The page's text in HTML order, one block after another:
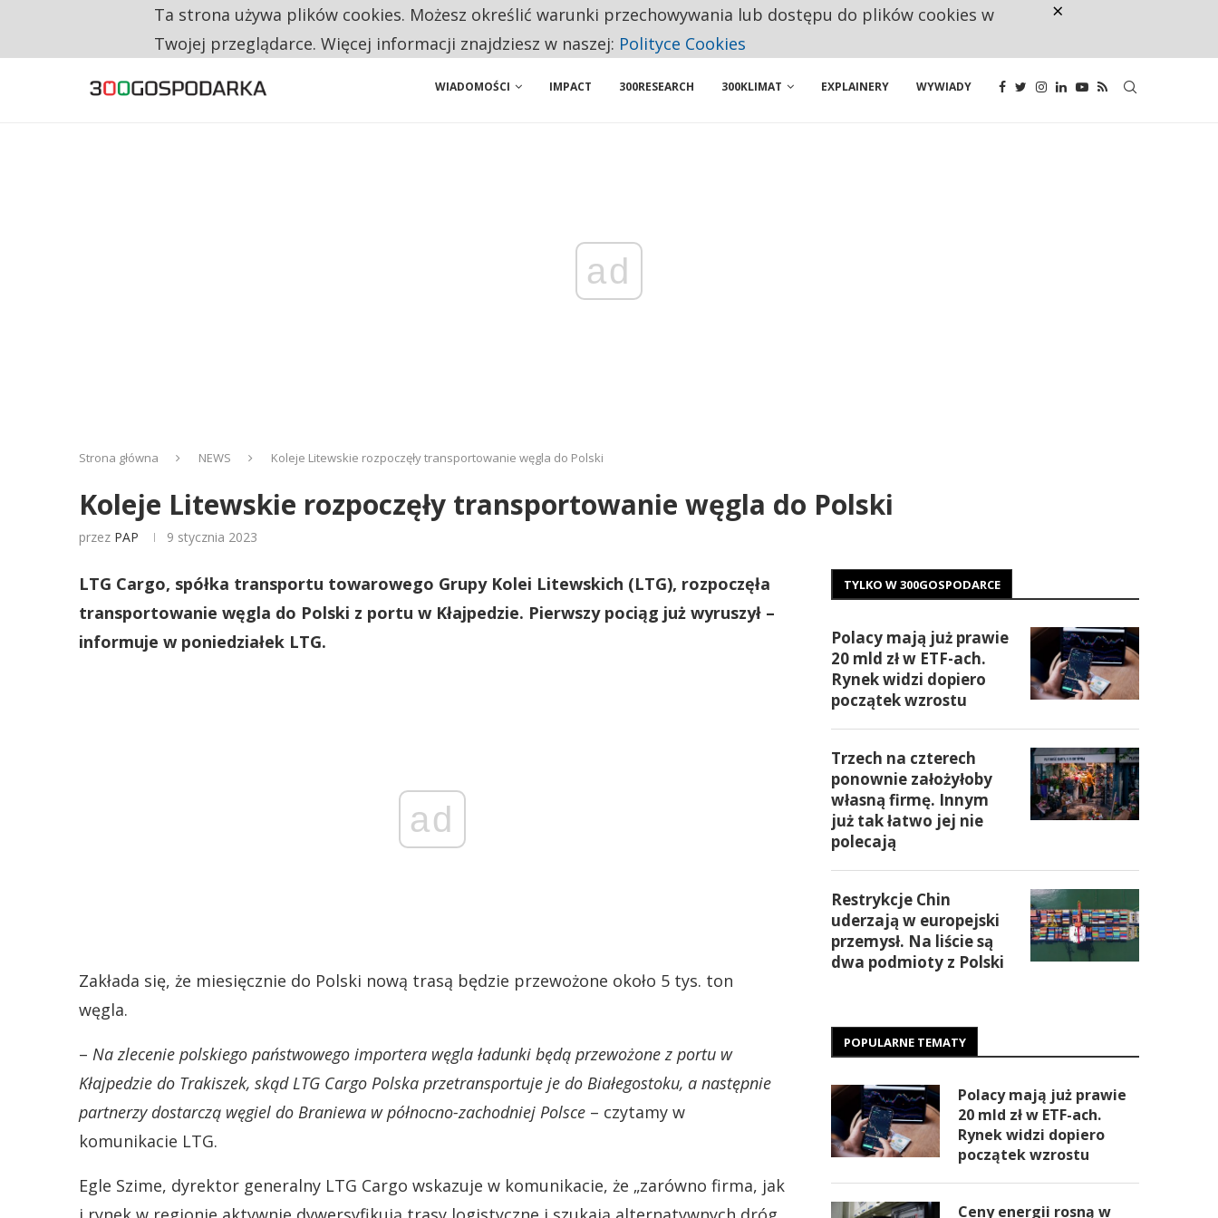
RESTRYKCJE CHIN UDERZAJĄ W EUROPEJSKI PRZEMYSŁ. NA LIŚCIE SĄ DWA PODMIOTY Z POLSKI
WIADOMOŚCI IMPACT 300RESEARCH 300KLIMAT EXPLAINERY WYWIADY
ad
Strona główna NEWS Koleje Litewskie rozpoczęły transportowanie węgla do Polski
Koleje Litewskie rozpoczęły transportowanie węgla do Polski
przez PAP 9 stycznia 2023
LTG Cargo, spółka transportu towarowego Grupy Kolei Litewskich (LTG), rozpoczęła
transportowanie węgla do Polski z portu w Kłajpedzie. Pierwszy pociąg już wyruszył –
informuje w poniedziałek LTG.
ad
Zakłada się, że miesięcznie do Polski nową trasą będzie przewożone około 5 tys. ton
węgla.
– Na zlecenie polskiego państwowego importera węgla ładunki będą przewożone z portu w
Kłajpedzie do Trakiszek, skąd LTG Cargo Polska przetransportuje je do Białegostoku, a następnie
partnerzy dostarczą węgiel do Braniewa w północno-zachodniej Polsce – czytamy w
komunikacie LTG.
Egle Szime, dyrektor generalny LTG Cargo wskazuje w komunikacie, że „zarówno firma, jak
TYLKO W 300GOSPODARCE
Polacy mają już prawie
20 mld zł w ETF-ach.
Rynek widzi dopiero
początek wzrostu
Trzech na czterech
ponownie założyłoby
własną firmę. Innym
już tak łatwo jej nie
polecają
Restrykcje Chin
uderzają w europejski
przemysł. Na liście są
dwa podmioty z Polski
POPULARNE TEMATY
Polacy mają już prawie
20 mld zł w ETF-ach.
Rynek widzi dopiero
początek wzrostu
Ceny energii rosną w
Ta strona używa plików cookies. Możesz określić warunki przechowywania lub dostępu do plików cookies w
Twojej przeglądarce. Więcej informacji znajdziesz w naszej: Polityce Cookies
×